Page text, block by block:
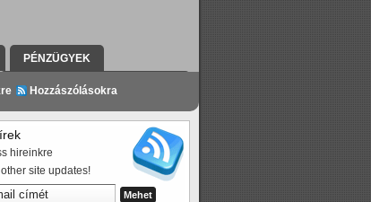
PÉNZÜGYEK
A PROGRAMRÓL A SAJTÓBAN
Hozzászólásokra
hireinkre
site updates!